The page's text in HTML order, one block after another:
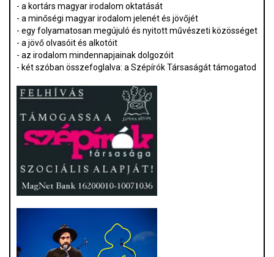
- a kortárs magyar irodalom oktatását
- a minőségi magyar irodalom jelenét és jövőjét
- egy folyamatosan megújuló és nyitott művészeti közösséget
- a jövő olvasóit és alkotóit
- az irodalom mindennapjainak dolgozóit
- két szóban összefoglalva: a Szépírók Társaságát támogatod